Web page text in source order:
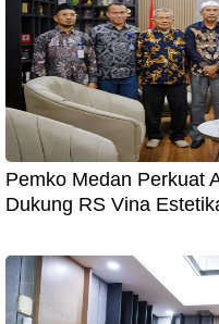
Pemko Medan Perkuat
Dukung RS Vina